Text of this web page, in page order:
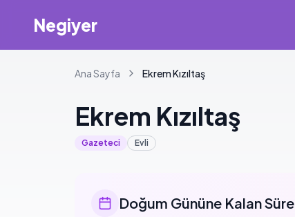
Negiyer
Ana Sayfa EkremKızıltaş
Ekrem Kızıltaş
Gazeteci Evli
Doğum Gününe Kalan Süre